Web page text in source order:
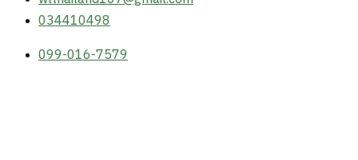
034410498
099-016-7579